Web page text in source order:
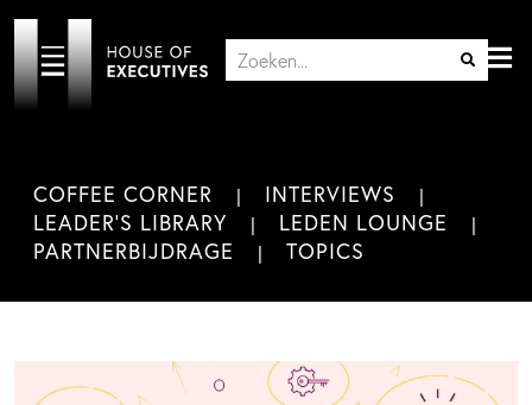
COFFEE CORNER
INTERVIEWS
LEADER'S LIBRARY
LEDEN LOUNGE
PARTNERBIJDRAGE
TOPICS